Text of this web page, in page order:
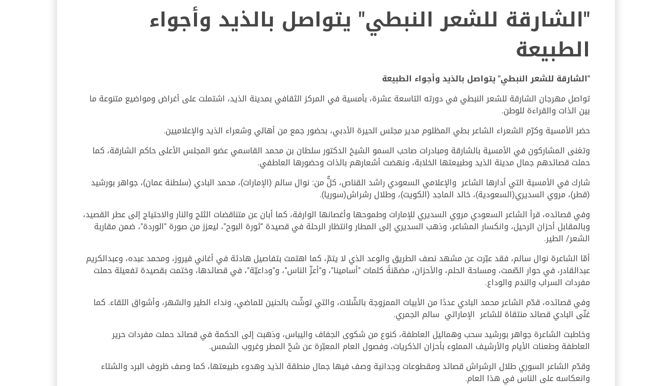
"الشارقة للشعر النبطي" يتواصل بالذيد وأجواء
الطبيعة
"الشارقة للشعر النبطي" يتواصل بالذيد وأجواء الطبيعة
تواصل مهرجان الشارقة للشعر النبطي في دورته التاسعة عشرة، بأمسية في المركز الثقافي بمدينة الذيد، اشتملت على أغراض ومواضيع متنوعة ما
بين الذات والقراءة للوطن.
حضر الأمسية وكرّم الشعراء الشاعر بطي المظلوم مدير مجلس الحيرة الأدبي، بحضور جمع من أهالي وشعراء الذيد والإعلاميين.
وتغنى المشاركون في الأمسية بالشارقة ومبادرات صاحب السمو الشيخ الدكتور سلطان بن محمد القاسمي عضو المجلس الأعلى حاكم الشارقة، كما
حملت قصائدهم جمال مدينة الذيد وطبيعتها الخلابة، ونهضت أشعارهم بالذات وحضورها العاطفي.
شارك في الأمسية التي أدارها الشاعر والإعلامي السعودي راشد القناص، كلٌّ من: نوال سالم (الإمارات)، محمد البادي (سلطنة عمان)، جواهر بورشيد
(قطر)، مروي السديري(السعودية)، خالد الماجد (الكويت)، وطلال رشراش(سوريا).
وفي قصائده، قرأ الشاعر السعودي مروي السديري للإمارات وطموحها وأغصانها الوارفة، كما أبان عن متناقضات الثلج والنار والاحتياج إلى عطر القصيد،
وبالمقابل أحزان الرحيل، وانكسار المشاعر، وذهب السديري إلى المطار وانتظار الرحلة في قصيدة "ثورة البوح"، ليعزز من صورة "الوردة"، ضمن مقاربة
الشعر/ الطير.
أمّا الشاعرة نوال سالم، فقد عبّرت عن مشهد نصف الطريق والوعد الذي لا يتمّ، كما اهتمت بتفاصيل هادئة في أغاني فيروز، ومحمد عبده، وعبدالكريم
عبدالقادر، في حوار الصّمت، ومساحة الحلم، والأحزان، مضمّنةً كلمات "أسامينا"، و"أعزّ الناس"، و"وداعيّة"، في قصائدها، وختمت بقصيدة تفعيلة حملت
مفردات السراب والندم والوداع.
وفي قصائده، قدّم الشاعر محمد البادي عددًا من الأبيات الممزوجة بالشّلات، والتي توشّت بالحنين للماضي، ونداء الطير والسّهر، وأشواق اللقاء. كما
غنّى البادي قصائد منتقاة للشاعر الإماراتي سالم الجمري.
وخاطبت الشاعرة جواهر بورشيد سحب وهماليل العاطفة، كنوع من شكوى الجفاف واليباس، وذهبت إلى الحكمة في قصائد حملت مفردات حرير
العاطفة وطعنات الأيام والأرشيف المملوء بأحزان الذكريات، وفصول العام المعبّرة عن شحّ المطر وغروب الشمس.
وقدّم الشاعر السوري طلال الرشراش قصائد ومقطوعات وجدانية وصف فيها جمال منطقة الذيد وهدوء طبيعتها، كما وصف ظروف البرد والشتاء
وانعكاسه على الناس في هذا العام.